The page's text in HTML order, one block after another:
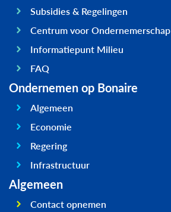
Subsidies & Regelingen
Centrum voor Ondernemerschap
Informatiepunt Milieu
FAQ
Ondernemen op Bonaire
Algemeen
Economie
Regering
Infrastructuur
Algemeen
Contact opnemen